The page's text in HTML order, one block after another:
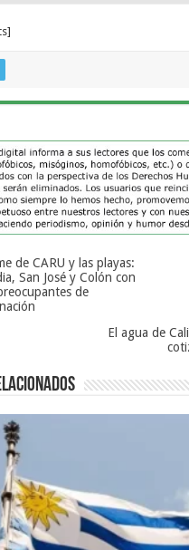
de CARU y las playas:
San José y Colón con
de
El agua de